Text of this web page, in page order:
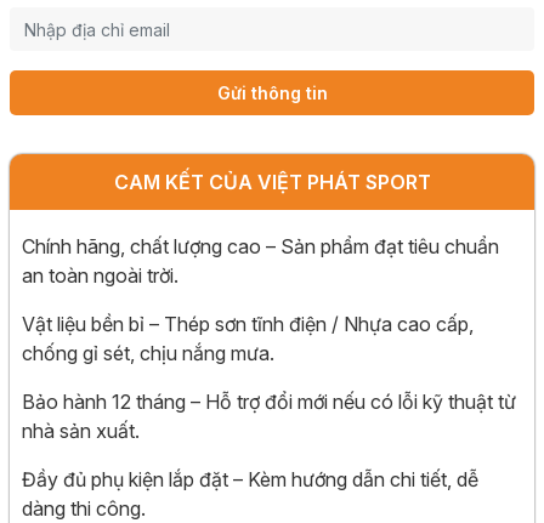
Gửi thông tin
CAM KẾT CỦA VIỆT PHÁT SPORT
Chính hãng, chất lượng cao – Sản phẩm đạt tiêu chuẩn
an toàn ngoài trời.
Vật liệu bền bỉ – Thép sơn tĩnh điện / Nhựa cao cấp,
chống gỉ sét, chịu nắng mưa.
Bảo hành 12 tháng – Hỗ trợ đổi mới nếu có lỗi kỹ thuật từ
nhà sản xuất.
Đầy đủ phụ kiện lắp đặt – Kèm hướng dẫn chi tiết, dễ
dàng thi công.